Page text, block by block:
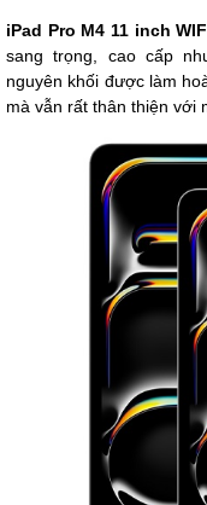
iPad Pro M4 11 inch
sang trọng, cao cấp
nguyên khối được làm
mà vẫn rất thân thiện với